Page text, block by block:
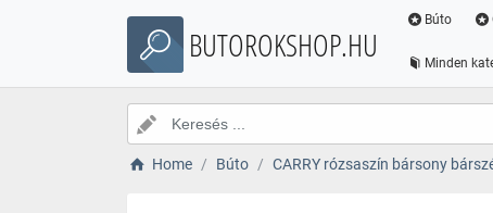
BUTOROKSHOP.HU
Búto
Minden
Home Búto CARRY rózsaszín bársony